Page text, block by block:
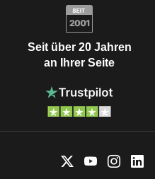
Seit über 20 Jahren
an Ihrer Seite